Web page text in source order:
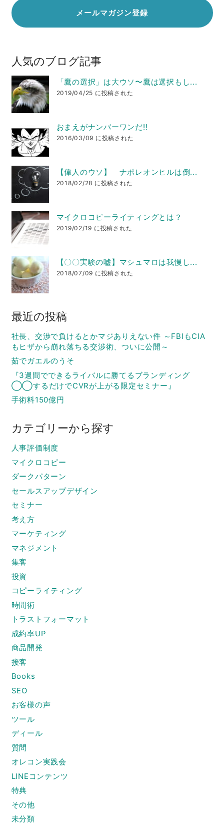
人気のブログ記事
「鷹の選択」は大ウソ〜鷹は選択もし...
2019/04/25 に投稿された
おまえがナンバーワンだ!!
2016/03/09 に投稿された
【偉人のウソ】 ナポレオンヒルは倒...
2018/02/28 に投稿された
マイクロコピーライティングとは？
2019/02/19 に投稿された
【〇〇実験の嘘】マシュマロは我慢し...
2018/07/09 に投稿された
最近の投稿
社長、交渉で負けるとかマジありえない件 ～FBIもCIA
もヒザから崩れ落ちる交渉術、ついに公開～
茹でガエルのうそ
『3週間でできるライバルに勝てるブランディング
◯◯するだけでCVRが上がる限定セミナー』
手術料150億円
カテゴリーから探す
人事評価制度
マイクロコピー
ダークパターン
セールスアップデザイン
セミナー
考え方
マーケティング
マネジメント
集客
投資
コピーライティング
時間術
トラストフォーマット
成約率UP
商品開発
接客
Books
SEO
お客様の声
ツール
ディール
質問
オレコン実践会
LINEコンテンツ
特典
その他
未分類